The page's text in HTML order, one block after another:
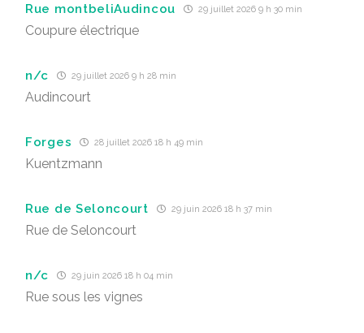
Rue montbeliAudincou 29 juillet 2026 9 h 30 min
Coupure électrique
n/c 29 juillet 2026 9 h 28 min
Audincourt
Forges 28 juillet 2026 18 h 49 min
Kuentzmann
Rue de Seloncourt 29 juin 2026 18 h 37 min
Rue de Seloncourt
n/c 29 juin 2026 18 h 04 min
Rue sous les vignes